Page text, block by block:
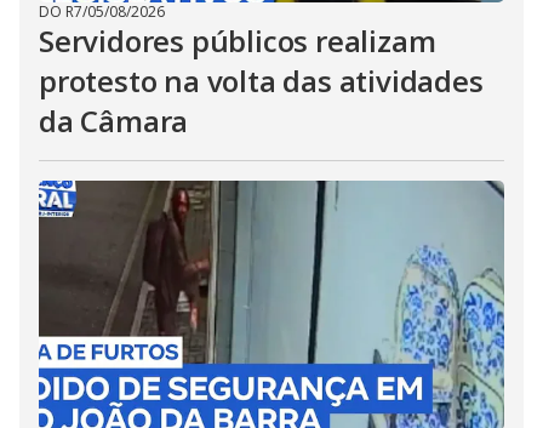
DO R7/05/08/2026
Servidores públicos realizam
protesto na volta das atividades
da Câmara